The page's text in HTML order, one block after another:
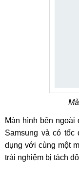
Màn hình bên
Samsung và có
dụng với cùng một
trải nghiệm bị tách